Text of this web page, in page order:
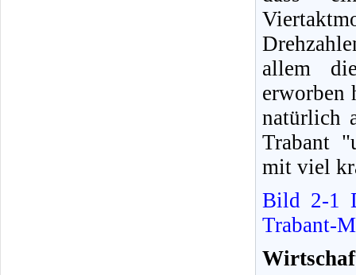
allem
erworben
natürlich
Trabant
mit viel
Bild 2-1
Trabant-